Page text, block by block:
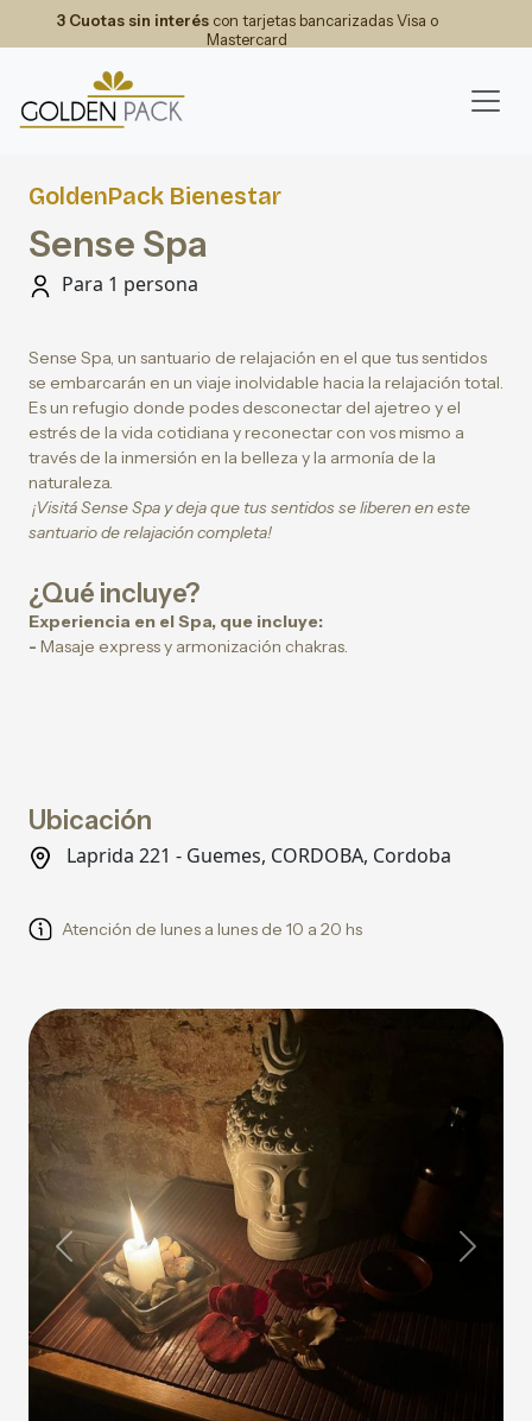
3 Cuotas sin interéscon tarjetas bancarizadas Visa o
Mastercard
GoldenPack Bienestar
Sense Spa
Para 1 persona
Sense Spa, un santuario de relajación en el que tus sentidos
se embarcarán en un viaje inolvidable hacia la relajación total.
Es un refugio donde podes desconectar del ajetreo y el
estrés de la vida cotidiana y reconectar con vos mismo a
través de la inmersión en la belleza y la armonía de la
naturaleza.
¡Visitá Sense Spa y deja que tus sentidos se liberen en este
santuario de relajación completa!
¿Qué incluye?
Experiencia en el Spa, que incluye:
- Masaje express y armonización chakras.
Ubicación
Laprida 221 - Guemes, CORDOBA, Cordoba
Atención de lunes a lunes de 10 a 20 hs
Previous Next